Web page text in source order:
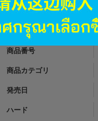
JANコード
商品番号
商品カテゴリ
発売日
ハード